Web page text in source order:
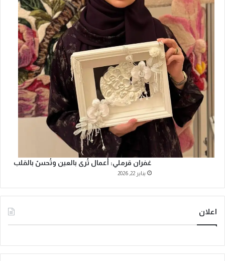
غفران قرملي: أعمال تُرى بالعين وتُحسّ بالقلب
يناير 22, 2026
اعلان